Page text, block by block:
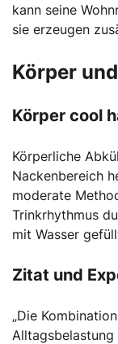
kann seine
sie erzeugen
Körper
Körper cool
Körperliche
Nackenbereich
moderate
Trinkrhythmus
mit Wasser
Zitat und
„Die